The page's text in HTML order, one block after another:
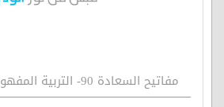
مفاتيح السعادة 90- التربية المفهوم والاهمية